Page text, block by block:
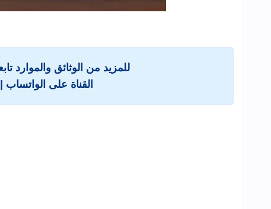
للمزيد من الوثائق والموارد
القناة على الواتساب ||